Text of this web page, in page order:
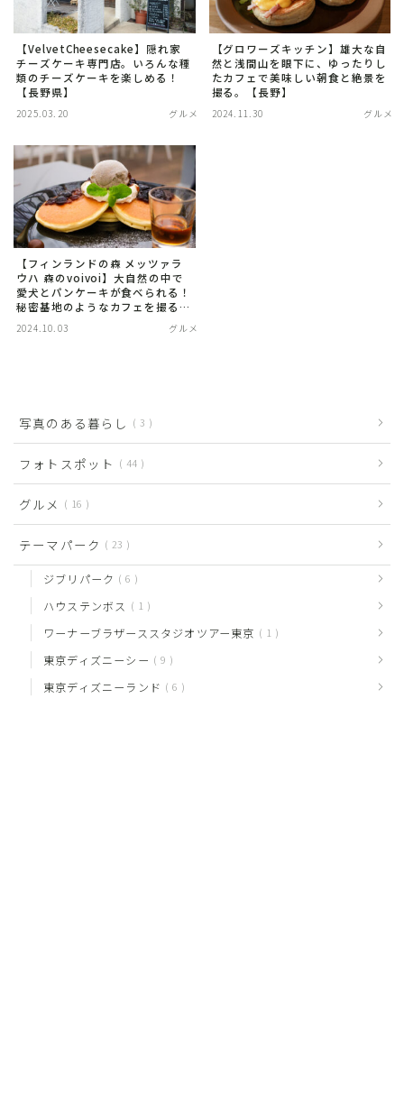
【VelvetCheesecake】隠れ家
チーズケーキ専門店。いろんな種
類のチーズケーキを楽しめる！
【長野県】
2025.03.20 グルメ
【グロワーズキッチン】雄大な自
然と浅間山を眼下に、ゆったりし
たカフェで美味しい朝食と絶景を
撮る。【長野】
2024.11.30 グルメ
【フィンランドの森 メッツァラ
ウハ 森のvoivoi】大自然の中で
愛犬とパンケーキが食べられる！
秘密基地のようなカフェを撮る。
2024.10.03 グルメ
写真のある暮らし 3
フォトスポット 44
グルメ 16
テーマパーク 23
ジブリパーク 6
ハウステンボス 1
ワーナーブラザーススタジオツアー東京 1
東京ディズニーシー 9
東京ディズニーランド 6